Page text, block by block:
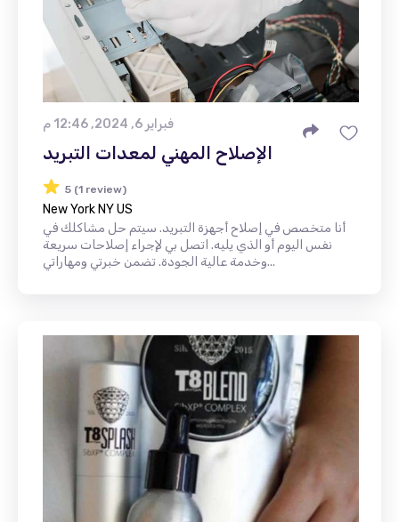
فبراير 6, 2024, 12:46 م
الإصلاح المهني لمعدات التبريد
5 (1 review)
New York NY US
أنا متخصص في إصلاح أجهزة التبريد. سيتم حل مشاكلك في
نفس اليوم أو الذي يليه. اتصل بي لإجراء إصلاحات سريعة
وخدمة عالية الجودة. تضمن خبرتي ومهاراتي...